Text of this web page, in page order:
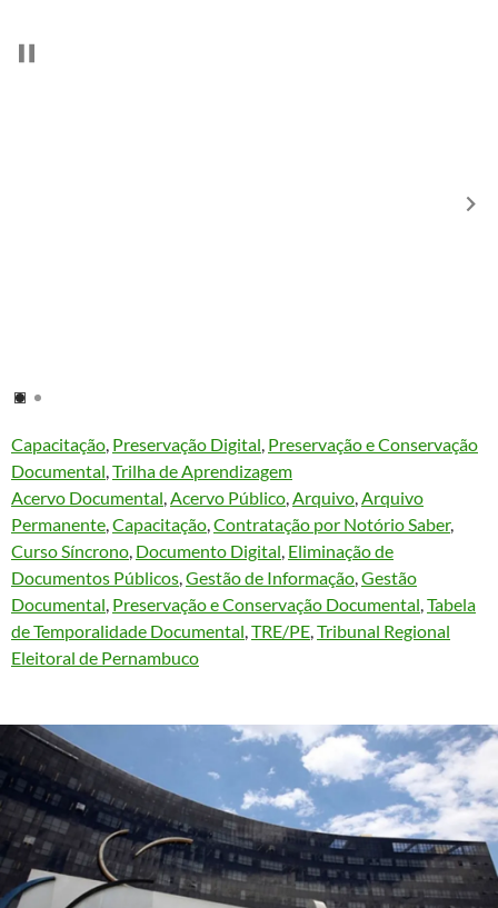
Capacitação Preservação Digital Preservação e Conservação
Documental Trilha de Aprendizagem
Acervo Documental Acervo Público Arquivo Arquivo
Permanente Capacitação Contratação por Notório Saber
Curso Síncrono Documento Digital Eliminação de
Documentos Públicos Gestão de Informação Gestão
Documental Preservação e Conservação Documental Tabela
de Temporalidade Documental TRE/PE Tribunal Regional
Eleitoral de Pernambuco